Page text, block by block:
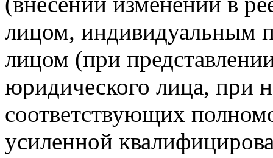
лицом, индивидуальным
лицом (при
юридического лица, при
соответствующих
усиленной